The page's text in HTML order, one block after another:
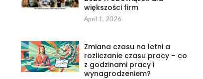
większości firm
April 1, 2026
Zmiana czasu na letni a
rozliczanie czasu pracy – co
z godzinami pracy i
wynagrodzeniem?